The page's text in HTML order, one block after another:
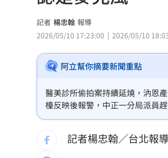
奇豔妝容惹炎上！泰女公
慈濟遭詐10.6億！醫「神
外野手接球相撞 深遠飛
用戶注意！Gmail在
直呼難以諒解！他：慈濟
記者 楊忠翰 報導
2026/05/10 17:23:00
2026/05/10
阿立幫你摘要新聞重點
醫美診所偷拍案持續延燒，汭恩
檯反映後報警，中正一分局派員
接到監視系統，目前警方仍在現
記者楊忠翰／台北報導